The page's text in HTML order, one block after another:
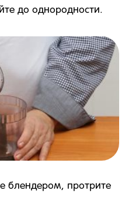
до однородности.
блендером, протрите